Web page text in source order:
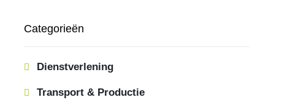
Categorieën
Dienstverlening
Transport & Productie